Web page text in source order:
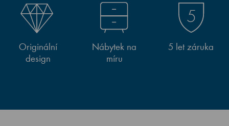
Originální
design
Nábytek na
míru
5 let záruka